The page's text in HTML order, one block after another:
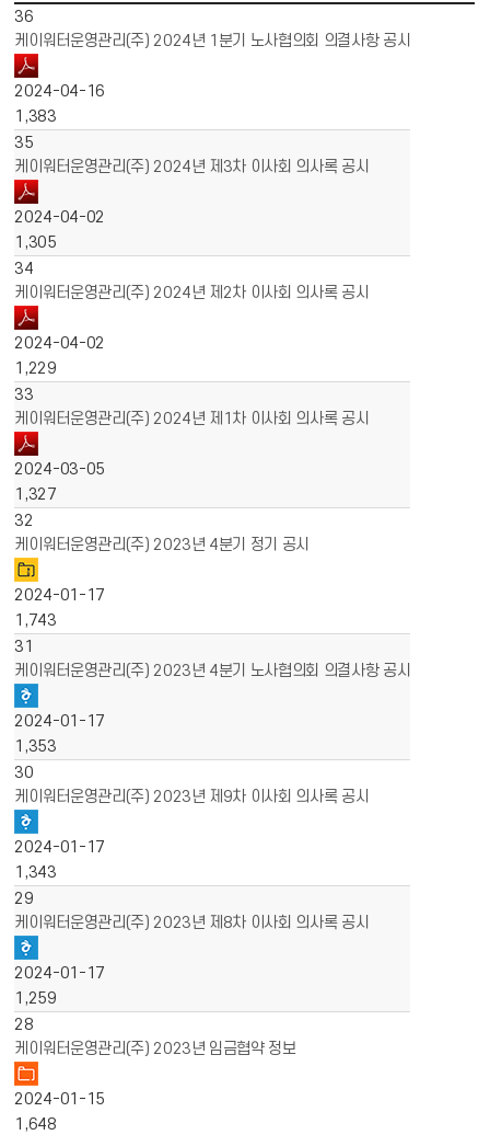
36
케이워터운영관리(주) 2024년 1분기 노사협의회 의결사항 공시
2024-04-16
1,383
35
케이워터운영관리(주) 2024년 제3차 이사회 의사록 공시
2024-04-02
1,305
34
케이워터운영관리(주) 2024년 제2차 이사회 의사록 공시
2024-04-02
1,229
33
케이워터운영관리(주) 2024년 제1차 이사회 의사록 공시
2024-03-05
1,327
32
케이워터운영관리(주) 2023년 4분기 정기 공시
2024-01-17
1,743
31
케이워터운영관리(주) 2023년 4분기 노사협의회 의결사항 공시
2024-01-17
1,353
30
케이워터운영관리(주) 2023년 제9차 이사회 의사록 공시
2024-01-17
1,343
29
케이워터운영관리(주) 2023년 제8차 이사회 의사록 공시
2024-01-17
1,259
28
케이워터운영관리(주) 2023년 임금협약 정보
2024-01-15
1,648